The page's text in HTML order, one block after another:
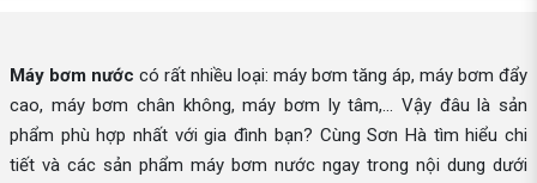
Máy bơm nước có rất nhiều loại: máy bơm tăng áp, máy bơm đẩy
cao, máy bơm chân không, máy bơm ly tâm,... Vậy đâu là sản
phẩm phù hợp nhất với gia đình bạn? Cùng Sơn Hà tìm hiểu chi
tiết và các sản phẩm máy bơm nước ngay trong nội dung dưới